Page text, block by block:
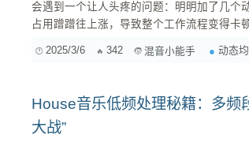
会遇到一个让人头疼的问题：明明加了几个
占用蹭蹭往上涨，导致整个工作流程变得卡
器是啥？为啥这么吃资源？ 首先，咱们得搞清楚什么是动态均衡器。简单来说，它就像一个“智能”
2025/3/6 342 混音小能手 动态
House音乐低频处理秘籍：多频
大战”